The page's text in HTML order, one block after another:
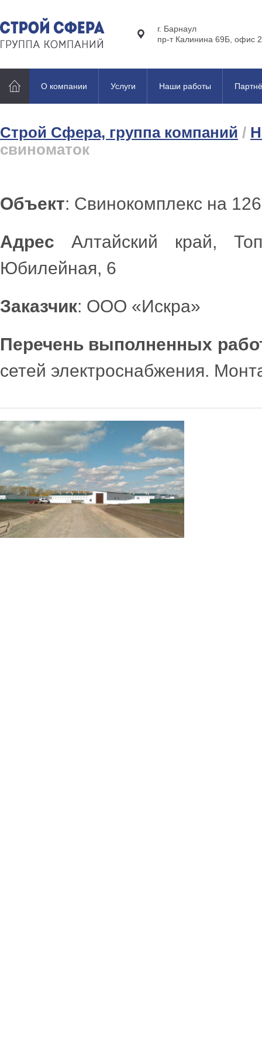
г. Барнаул
пр-т Калинина 69Б, офис 2
О компании Услуги Наши работы
Строй Сфера, группа компаний /
свиноматок
Объект: Свинокомплекс на
Адрес Алтайский край,
Юбилейная, 6
Заказчик: ООО «Искра»
Перечень выполненных
сетей электроснабжения.